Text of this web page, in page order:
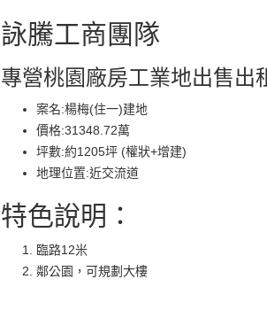
詠騰工商團隊
專營桃園廠房工業地出售出
案名:楊梅(住一)建地
價格:31348.72萬
坪數:約1205坪 (權狀+增建)
地理位置:近交流道
特色說明：
臨路12米
鄰公園，可規劃大樓